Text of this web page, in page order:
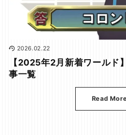
2026.02.22
【2025年2月新着ワールド
事一覧
Read